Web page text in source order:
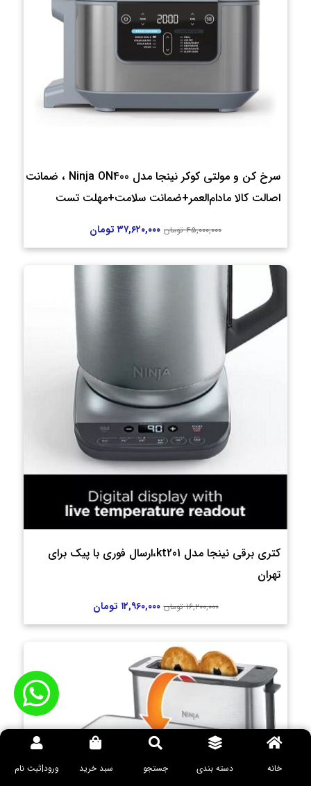
سرخ کن و مولتی کوکر نینجا مدل Ninja ON400 ، ضمانت
اصالت کالا مادام‌العمر+ضمانت سلامت+مهلت تست
۴۵,۰۰۰,۰۰۰ تومان ۳۷,۶۲۰,۰۰۰ تومان
کتری برقی نینجا مدل kt201،ارسال فوری با پیک برای
تهران
۱۶,۲۰۰,۰۰۰ تومان ۱۲,۹۶۰,۰۰۰ تومان
خانه دسته بندی جستجو سبد خرید ورود|ثبت نام